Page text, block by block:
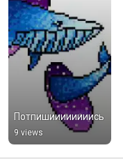
Потпишиииииииись
9 views